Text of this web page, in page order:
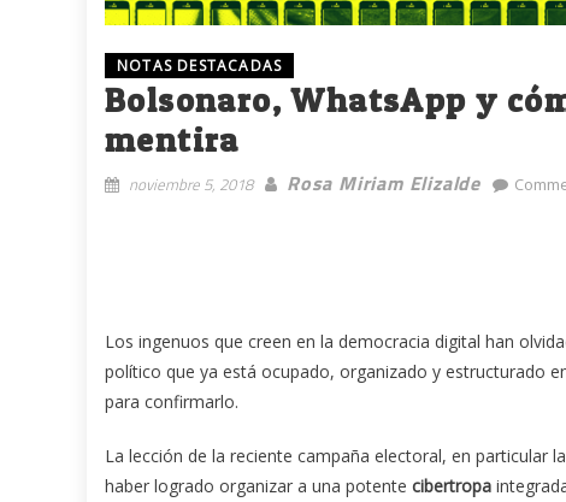
NOTAS DESTACADAS
Bolsonaro, WhatsApp y
mentira
noviembre 5, 2018 Rosa Miriam Elizalde
Los ingenuos que creen en la democracia digital han
político que ya está ocupado, organizado y estructurado
para confirmarlo.
La lección de la reciente campaña electoral, en particular
haber logrado organizar a una potente cibertropa